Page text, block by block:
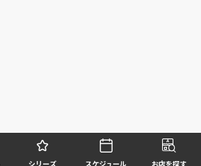
シリーズ スケジュール お店を探す